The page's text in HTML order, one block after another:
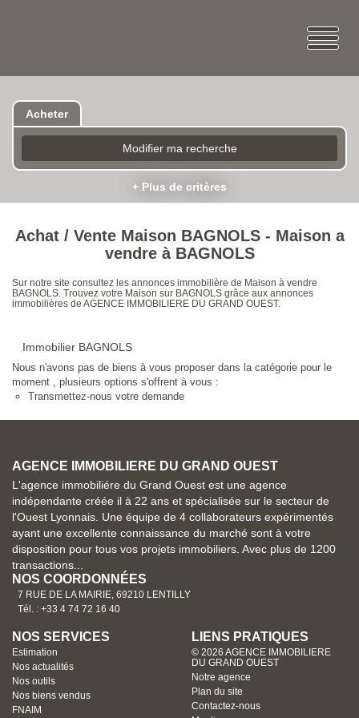
Acheter
Modifier ma recherche
+ Plus de critères
Achat / Vente Maison BAGNOLS - Maison a
vendre à BAGNOLS
Sur notre site consultez les annonces immobilière de Maison à vendre
BAGNOLS. Trouvez votre Maison sur BAGNOLS grâce aux annonces
immobilières de AGENCE IMMOBILIERE DU GRAND OUEST.
Immobilier BAGNOLS
Nous n'avons pas de biens à vous proposer dans la catégorie pour le
moment , plusieurs options s'offrent à vous :
Transmettez-nous votre demande
AGENCE IMMOBILIERE DU GRAND OUEST
L'agence immobiliére du Grand Ouest est une agence
indépendante créée il à 22 ans et spécialisée sur le secteur de
l'Ouest Lyonnais. Une équipe de 4 collaborateurs expérimentés
ayant une excellente connaissance du marché sont à votre
disposition pour tous vos projets immobiliers. Avec plus de 1200
transactions...
NOS COORDONNÉES
7 RUE DE LA MAIRIE, 69210 LENTILLY
Tél. : +33 4 74 72 16 40
NOS SERVICES
Estimation
Nos actualités
Nos outils
Nos biens vendus
FNAIM
LIENS PRATIQUES
© 2026 AGENCE IMMOBILIERE
DU GRAND OUEST
Notre agence
Plan du site
Contactez-nous